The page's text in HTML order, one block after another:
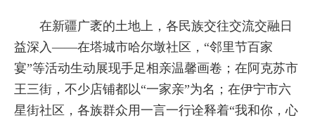
在新疆广袤的土地上，各民族交往交流交融日
益深入——在塔城市哈尔墩社区，“邻里节百家
宴”等活动生动展现手足相亲温馨画卷；在阿克苏市
王三街，不少店铺都以“一家亲”为名；在伊宁市六
星街社区，各族群众用一言一行诠释着“我和你，心